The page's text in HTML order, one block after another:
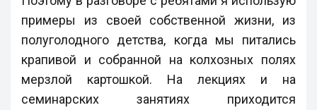
примеры из своей собственной жизни, из
полуголодного детства, когда мы питались
крапивой и собранной на колхозных полях
мерзлой картошкой. На лекциях и на
семинарских занятиях приходится